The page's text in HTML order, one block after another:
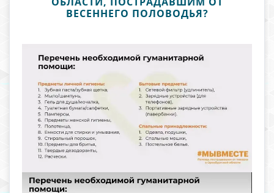
ВЕСЕННЕГО ПОЛОВОДЬЯ?